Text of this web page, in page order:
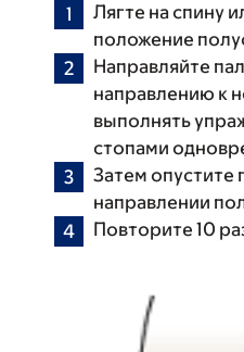
Лягте на спину
положение
Направляйте
направлению к
выполнять
стопами
Затем опустите
направлении
Повторите 10